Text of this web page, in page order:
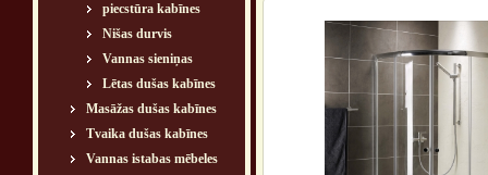
piecstūra kabīnes
Nišas durvis
Vannas sieniņas
Lētas dušas kabīnes
Masāžas dušas kabīnes
Tvaika dušas kabīnes
Vannas istabas mēbeles